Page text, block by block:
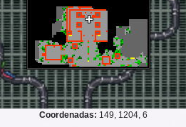
Coordenadas: 149, 1204, 6